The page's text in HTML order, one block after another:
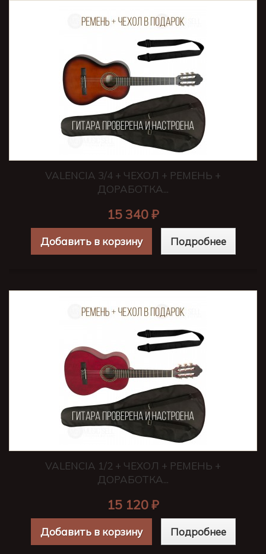
VALENCIA 3/4 + ЧЕХОЛ + РЕМЕНЬ +
ДОРАБОТКА...
15 340 ₽
Добавить в корзину Подробнее
VALENCIA 1/2 + ЧЕХОЛ + РЕМЕНЬ +
ДОРАБОТКА...
15 120 ₽
Добавить в корзину Подробнее